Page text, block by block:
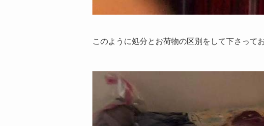
このように処分とお荷物の区別をして下さって